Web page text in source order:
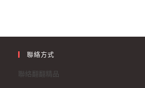
聯絡方式
聯絡翻翻精品